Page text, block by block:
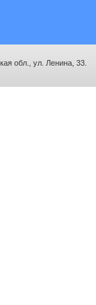
обл., ул. Ленина, 33.